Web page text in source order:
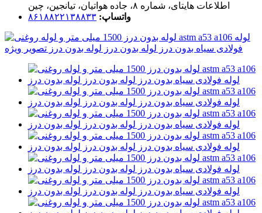
اطلاعات هایتای، شماره ۸، جاده هواتیان، تیانجین، چین
واتساپ: ۸۶۱۸۸۲۲۱۳۸۸۳۳